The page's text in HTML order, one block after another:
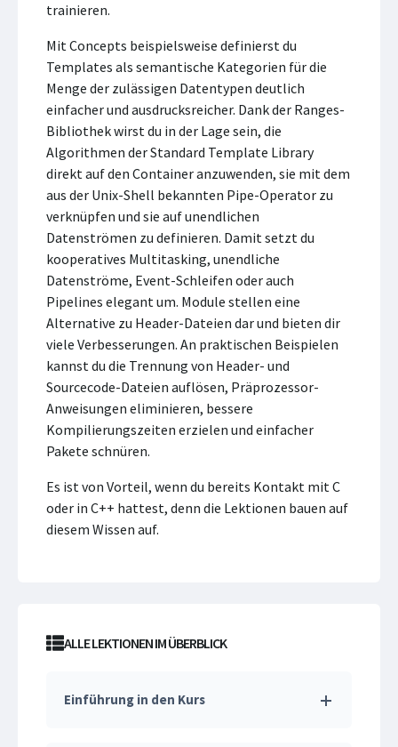
trainieren.
Mit Concepts beispielsweise definierst du
Templates als semantische Kategorien für die
Menge der zulässigen Datentypen deutlich
einfacher und ausdrucksreicher. Dank der Ranges-
Bibliothek wirst du in der Lage sein, die
Algorithmen der Standard Template Library
direkt auf den Container anzuwenden, sie mit dem
aus der Unix-Shell bekannten Pipe-Operator zu
verknüpfen und sie auf unendlichen
Datenströmen zu definieren. Damit setzt du
kooperatives Multitasking, unendliche
Datenströme, Event-Schleifen oder auch
Pipelines elegant um. Module stellen eine
Alternative zu Header-Dateien dar und bieten dir
viele Verbesserungen. An praktischen Beispielen
kannst du die Trennung von Header- und
Sourcecode-Dateien auflösen, Präprozessor-
Anweisungen eliminieren, bessere
Kompilierungszeiten erzielen und einfacher
Pakete schnüren.
Es ist von Vorteil, wenn du bereits Kontakt mit C
oder in C++ hattest, denn die Lektionen bauen auf
diesem Wissen auf.
ALLE LEKTIONEN IM ÜBERBLICK
Einführung in den Kurs